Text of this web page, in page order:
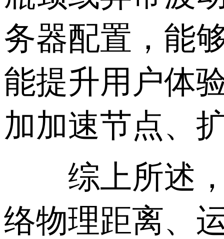
务器配置，能
能提升用户体
加加速节点、
综上所述，
络物理距离、